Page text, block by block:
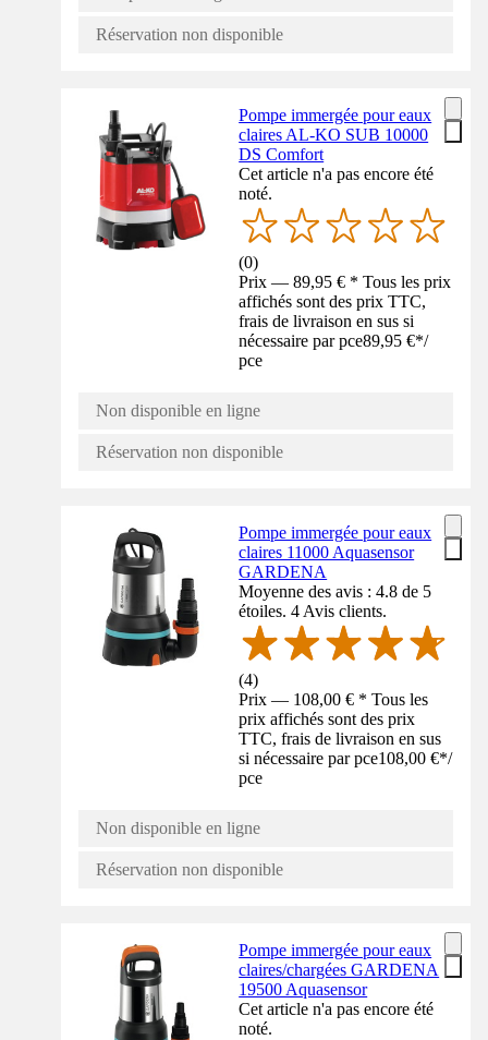
Réservation non disponible
Pompe immergée pour eaux
claires AL-KO SUB 10000
DS Comfort
Cet article n'a pas encore été
noté.
(0)
Prix — 89,95 € * Tous les prix
affichés sont des prix TTC,
frais de livraison en sus si
nécessaire par pce89,95 €*/
pce
Non disponible en ligne
Réservation non disponible
Pompe immergée pour eaux
claires 11000 Aquasensor
GARDENA
Moyenne des avis : 4.8 de 5
étoiles. 4 Avis clients.
(4)
Prix — 108,00 € * Tous les
prix affichés sont des prix
TTC, frais de livraison en sus
si nécessaire par pce108,00 €*/
pce
Non disponible en ligne
Réservation non disponible
Pompe immergée pour eaux
claires/chargées GARDENA
19500 Aquasensor
Cet article n'a pas encore été
noté.